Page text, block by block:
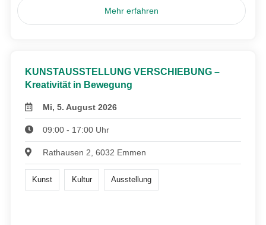
Mehr erfahren
KUNSTAUSSTELLUNG VERSCHIEBUNG –
Kreativität in Bewegung
Mi, 5. August 2026
09:00 - 17:00 Uhr
Rathausen 2, 6032 Emmen
Kunst Kultur Ausstellung